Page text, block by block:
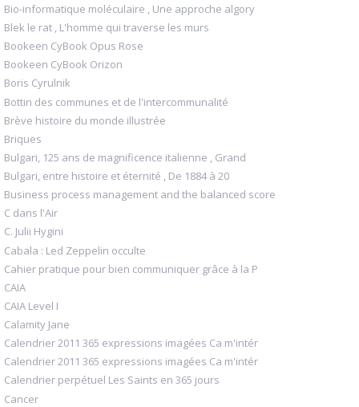
Bio-informatique moléculaire , Une approche algory
Blek le rat , L'homme qui traverse les murs
Bookeen CyBook Opus Rose
Bookeen CyBook Orizon
Boris Cyrulnik
Bottin des communes et de l'intercommunalité
Brève histoire du monde illustrée
Briques
Bulgari, 125 ans de magnificence italienne , Grand
Bulgari, entre histoire et éternité , De 1884 à 20
Business process management and the balanced score
C dans l'Air
C. Julii Hygini
Cabala : Led Zeppelin occulte
Cahier pratique pour bien communiquer grâce à la P
CAIA
CAIA Level I
Calamity Jane
Calendrier 2011 365 expressions imagées Ca m'intér
Calendrier 2011 365 expressions imagées Ca m'intér
Calendrier perpétuel Les Saints en 365 jours
Cancer